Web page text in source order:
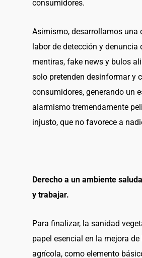
consumidores.
Asimismo, desarrollamos una
labor de detección y denuncia
mentiras, fake news y bulos
solo pretenden desinformar y
consumidores, generando un
alarmismo tremendamente
injusto, que no favorece a
Derecho a un ambiente
y trabajar.
Para finalizar, la sanidad
papel esencial en la mejora
agrícola, como elemento